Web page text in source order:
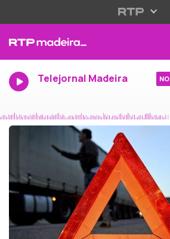
Telejornal Madeira